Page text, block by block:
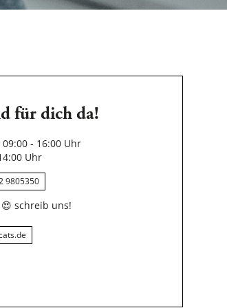
für dich da!
- 16:00 Uhr
Uhr
9805350
😍 schreib uns!